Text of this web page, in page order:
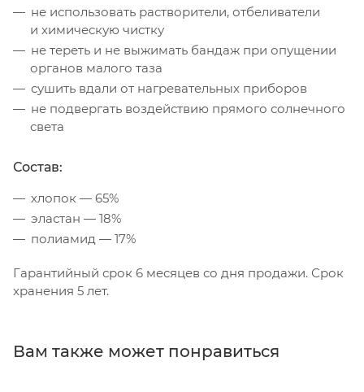
не использовать растворители, отбеливатели
и химическую чистку
не тереть и не выжимать бандаж при опущении
органов малого таза
сушить вдали от нагревательных приборов
не подвергать воздействию прямого солнечного
света
Состав:
хлопок — 65%
эластан — 18%
полиамид — 17%
Гарантийный срок 6 месяцев со дня продажи. Срок
хранения 5 лет.
Вам также может понравиться